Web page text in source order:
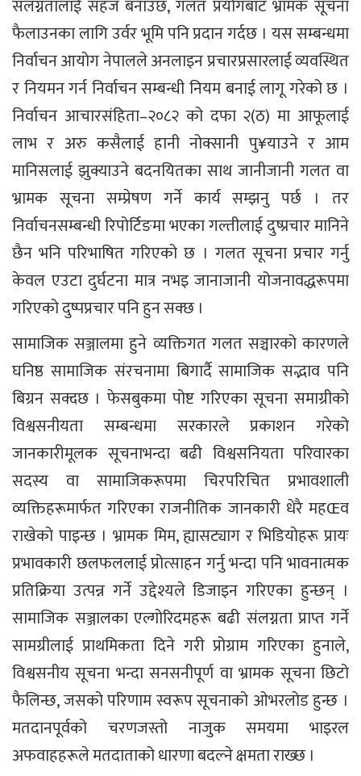
संलग्नतालाई सहज बनाउँछ, गलत प्रयोगबाट भ्रामक सूचना
फैलाउनका लागि उर्वर भूमि पनि प्रदान गर्दछ । यस सम्बन्धमा
निर्वाचन आयोग नेपालले अनलाइन प्रचारप्रसारलाई व्यवस्थित
र नियमन गर्न निर्वाचन सम्बन्धी नियम बनाई लागू गरेको छ ।
निर्वाचन आचारसंहिता–२०८२ को दफा २(ठ) मा आफूलाई
लाभ र अरु कसैलाई हानी नोक्सानी पु¥याउने र आम
मानिसलाई झुक्याउने बदनयितका साथ जानीजानी गलत वा
भ्रामक सूचना सम्प्रेषण गर्ने कार्य सम्झनु पर्छ । तर
निर्वाचनसम्बन्धी रिपोर्टिङमा भएका गल्तीलाई दुष्प्रचार मानिने
छैन भनि परिभाषित गरिएको छ । गलत सूचना प्रचार गर्नु
केवल एउटा दुर्घटना मात्र नभइ जानाजानी योजनावद्धरूपमा
गरिएको दुष्पप्रचार पनि हुन सक्छ ।
सामाजिक सञ्जालमा हुने व्यक्तिगत गलत सञ्चारको कारणले
घनिष्ठ सामाजिक संरचनामा बिगार्दै सामाजिक सद्भाव पनि
बिग्रन सक्दछ । फेसबुकमा पोष्ट गरिएका सूचना समाग्रीको
विश्वसनीयता सम्बन्धमा सरकारले प्रकाशन गरेको
जानकारीमूलक सूचनाभन्दा बढी विश्वसनियता परिवारका
सदस्य वा सामाजिकरूपमा चिरपरिचित प्रभावशाली
व्यक्तिहरूमार्फत गरिएका राजनीतिक जानकारी धेरै महŒव
राखेको पाइन्छ । भ्रामक मिम, ह्यासट्याग र भिडियोहरू प्रायः
प्रभावकारी छलफललाई प्रोत्साहन गर्नु भन्दा पनि भावनात्मक
प्रतिक्रिया उत्पन्न गर्ने उद्देश्यले डिजाइन गरिएका हुन्छन् ।
सामाजिक सञ्जालका एल्गोरिदमहरू बढी संलग्नता प्राप्त गर्ने
सामग्रीलाई प्राथमिकता दिने गरी प्रोग्राम गरिएका हुनाले,
विश्वसनीय सूचना भन्दा सनसनीपूर्ण वा भ्रामक सूचना छिटो
फैलिन्छ, जसको परिणाम स्वरूप सूचनाको ओभरलोड हुन्छ ।
मतदानपूर्वको चरणजस्तो नाजुक समयमा भाइरल
अफवाहहरूले मतदाताको धारणा बदल्ने क्षमता राख्छ ।